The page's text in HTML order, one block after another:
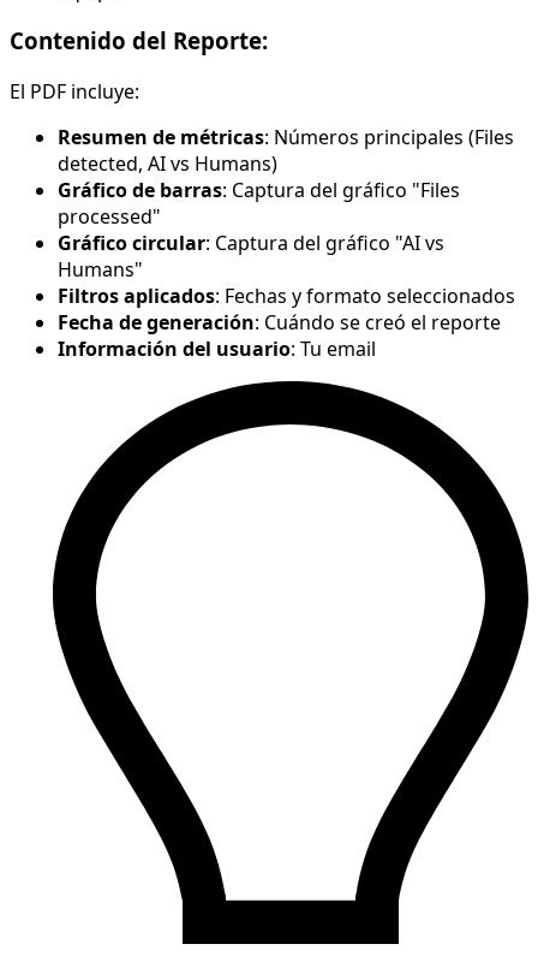
Contenido del Reporte:
El PDF incluye:
Resumen de métricas: Números principales (Files
detected, AI vs Humans)
Gráfico de barras: Captura del gráfico "Files
processed"
Gráfico circular: Captura del gráfico "AI vs
Humans"
Filtros aplicados: Fechas y formato seleccionados
Fecha de generación: Cuándo se creó el reporte
Información del usuario: Tu email